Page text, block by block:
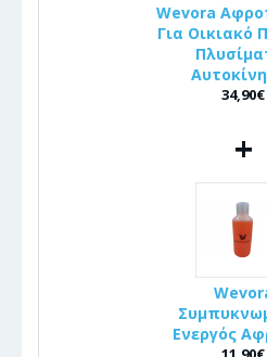
Wevora
Για Οικιακό
34,90€
+
Ενεργός